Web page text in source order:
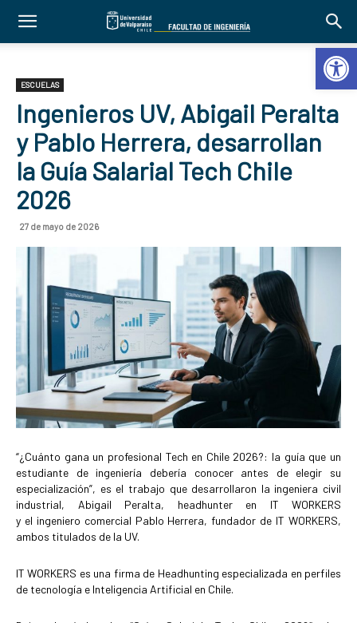
Abrir
ESCUELAS
Ingenieros UV, Abigail Peralta
y Pablo Herrera, desarrollan
la Guía Salarial Tech Chile
2026
27 de mayo de 2026
“¿Cuánto gana un profesional Tech en Chile 2026?: la guía que un
estudiante de ingeniería debería conocer antes de elegir su
especialización”, es el trabajo que desarrollaron la ingeniera civil
industrial, Abigail Peralta, headhunter en IT WORKERS
y el ingeniero comercial Pablo Herrera, fundador de IT WORKERS,
ambos titulados de la UV.
IT WORKERS es una firma de Headhunting especializada en perfiles
de tecnología e Inteligencia Artificial en Chile.